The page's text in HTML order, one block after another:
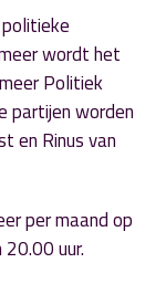
wordt het
Politiek
partijen worden
en Rinus van
per maand op
uur.